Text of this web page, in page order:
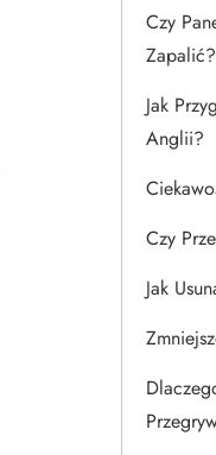
Czy
Zapalić?
Jak
Anglii?
Czy
Jak